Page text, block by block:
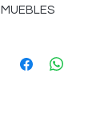
MUEBLES